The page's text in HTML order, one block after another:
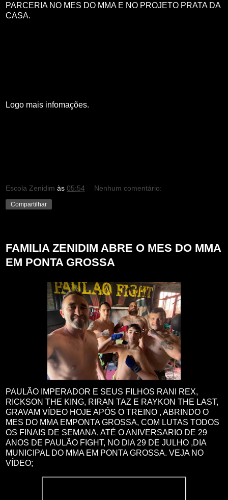
PARCERIA NO MES DO MMA E NO PROJETO PRATA DA
CASA.
Logo mais infomações.
Escola Zenidim às 05:54 Nenhum comentário:
Compartilhar
FAMILIA ZENIDIM ABRE O MES DO MMA
EM PONTA GROSSA
PAULÃO IMPERADOR E SEUS FILHOS RANI REX,
RICKSON THE KING, RIRAN TAZ E RAYKON THE LAST,
GRAVAM VÍDEO HOJE APÓS O TREINO , ABRINDO O
MES DO MMA EMPONTA GROSSA, COM LUTAS TODOS
OS FINAIS DE SEMANA, ATÉ O ANIVERSARIO DE 29
ANOS DE PAULÃO FIGHT, NO DIA 29 DE JULHO ,DIA
MUNICIPAL DO MMA EM PONTA GROSSA. VEJA NO
VÍDEO;